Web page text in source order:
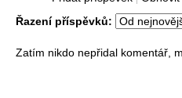
Řazení příspěvků:
Zatím nikdo nepřidal komentář,